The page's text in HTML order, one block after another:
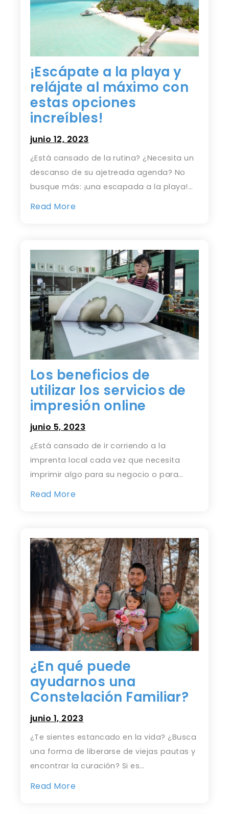
¡Escápate a la playa y
relájate al máximo con
estas opciones
increíbles!
junio 12, 2023
¿Está cansado de la rutina? ¿Necesita un
descanso de su ajetreada agenda? No
busque más: ¡una escapada a la playa!…
Read More
Los beneficios de
utilizar los servicios de
impresión online
junio 5, 2023
¿Está cansado de ir corriendo a la
imprenta local cada vez que necesita
imprimir algo para su negocio o para…
Read More
¿En qué puede
ayudarnos una
Constelación Familiar?
junio 1, 2023
¿Te sientes estancado en la vida? ¿Busca
una forma de liberarse de viejas pautas y
encontrar la curación? Si es…
Read More